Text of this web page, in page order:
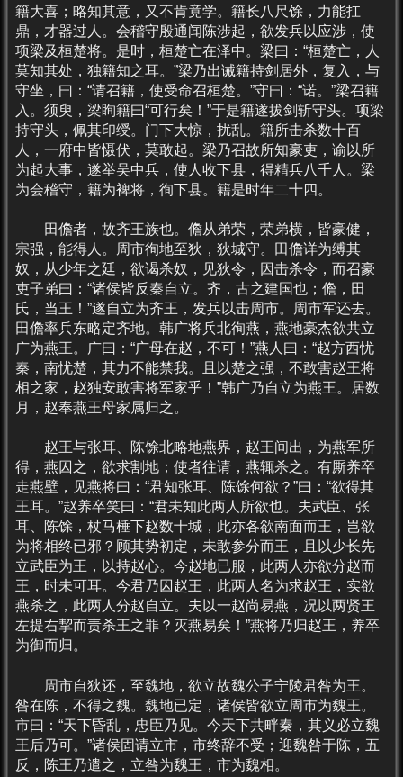
籍大喜；略知其意，又不肯竟学。籍长八尺馀，力能扛
鼎，才器过人。会稽守殷通闻陈涉起，欲发兵以应涉，使
项梁及桓楚将。是时，桓楚亡在泽中。梁曰：“桓楚亡，人
莫知其处，独籍知之耳。”梁乃出诫籍持剑居外，复入，与
守坐，曰：“请召籍，使受命召桓楚。”守曰：“诺。”梁召籍
入。须臾，梁眴籍曰“可行矣！”于是籍遂拔剑斩守头。项梁
持守头，佩其印绶。门下大惊，扰乱。籍所击杀数十百
人，一府中皆慑伏，莫敢起。梁乃召故所知豪吏，谕以所
为起大事，遂举吴中兵，使人收下县，得精兵八千人。梁
为会稽守，籍为裨将，徇下县。籍是时年二十四。
田儋者，故齐王族也。儋从弟荣，荣弟横，皆豪健，
宗强，能得人。周市徇地至狄，狄城守。田儋详为缚其
奴，从少年之廷，欲谒杀奴，见狄令，因击杀令，而召豪
吏子弟曰：“诸侯皆反秦自立。齐，古之建国也；儋，田
氏，当王！”遂自立为齐王，发兵以击周市。周市军还去。
田儋率兵东略定齐地。韩广将兵北徇燕，燕地豪杰欲共立
广为燕王。广曰：“广母在赵，不可！”燕人曰：“赵方西忧
秦，南忧楚，其力不能禁我。且以楚之强，不敢害赵王将
相之家，赵独安敢害将军家乎！”韩广乃自立为燕王。居数
月，赵奉燕王母家属归之。
赵王与张耳、陈馀北略地燕界，赵王间出，为燕军所
得，燕囚之，欲求割地；使者往请，燕辄杀之。有厮养卒
走燕壁，见燕将曰：“君知张耳、陈馀何欲？”曰：“欲得其
王耳。”赵养卒笑曰：“君未知此两人所欲也。夫武臣、张
耳、陈馀，杖马棰下赵数十城，此亦各欲南面而王，岂欲
为将相终已邪？顾其势初定，未敢参分而王，且以少长先
立武臣为王，以持赵心。今赵地已服，此两人亦欲分赵而
王，时未可耳。今君乃囚赵王，此两人名为求赵王，实欲
燕杀之，此两人分赵自立。夫以一赵尚易燕，况以两贤王
左提右挈而责杀王之罪？灭燕易矣！”燕将乃归赵王，养卒
为御而归。
周市自狄还，至魏地，欲立故魏公子宁陵君咎为王。
咎在陈，不得之魏。魏地已定，诸侯皆欲立周市为魏王。
市曰：“天下昏乱，忠臣乃见。今天下共畔秦，其义必立魏
王后乃可。”诸侯固请立市，市终辞不受；迎魏咎于陈，五
反，陈王乃遣之，立咎为魏王，市为魏相。